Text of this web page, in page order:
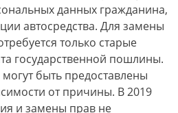
данных гражданина,
автосредства. Для замены
только старые
государственной пошлины.
быть предоставлены
от причины. В 2019
и замены прав не